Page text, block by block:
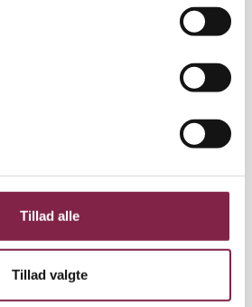
Tillad alle
Tillad valgte
bedre kendskab til alle
drøner af sted, hører
og børnehavedelen
samlet enhed. Derfor startede
fra vuggestuen, så
blev ført videre.
galt, hvis hele det gamle
i børnehavedelen," mener
Andersen og peger på, at